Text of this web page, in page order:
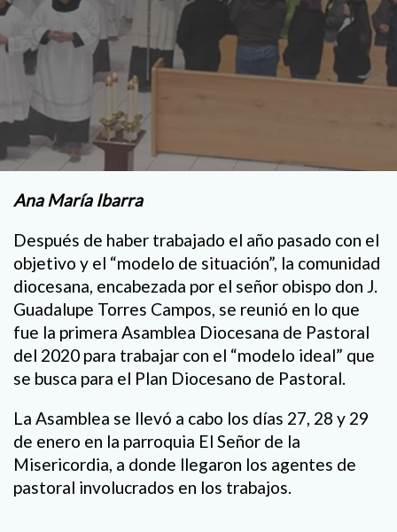
Ana María Ibarra
Después de haber trabajado el año pasado con el
objetivo y el “modelo de situación”, la comunidad
diocesana, encabezada por el señor obispo don J.
Guadalupe Torres Campos, se reunió en lo que
fue la primera Asamblea Diocesana de Pastoral
del 2020 para trabajar con el “modelo ideal” que
se busca para el Plan Diocesano de Pastoral.
La Asamblea se llevó a cabo los días 27, 28 y 29
de enero en la parroquia El Señor de la
Misericordia, a donde llegaron los agentes de
pastoral involucrados en los trabajos.